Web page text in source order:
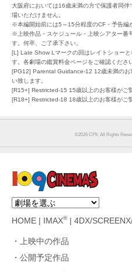
大阪府においては16歳未満の方で保護者同
場いただけません。
※本編開始前には5～15分程度のCF・予告編
※上映作品・スケジュール・上映シアター番
す。何卒、ご了承下さい。
[L] Late Show Lマークの回はレイトショー
す。各劇場の鑑賞料金ページをご確認くださ
[PG12] Parental Guidance-12 12歳未満のお
い致します。
[R15+] Restricted-15 15歳以上のお客様がご
[R18+] Restricted-18 18歳以上のお客様がご
©︎2026 CPII. All Rights
HOME | IMAX®| 4DX/
上映中の作品
公開予定作品